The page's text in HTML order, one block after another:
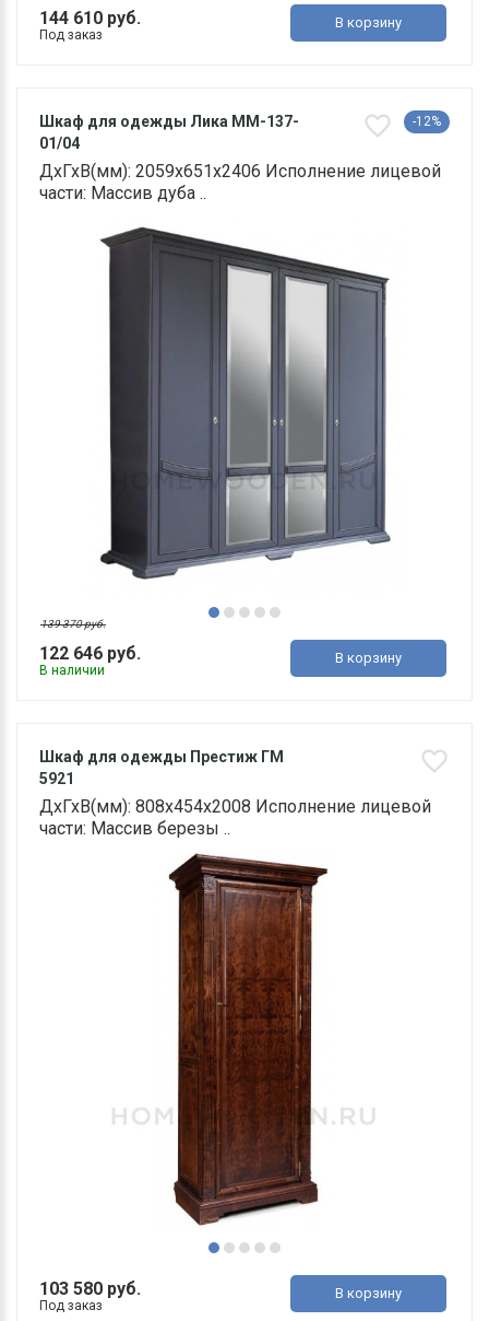
144 610 руб.
Под заказ
В корзину
Шкаф для одежды Лика MM-137-
01/04
-12%
ДхГхВ(мм): 2059х651х2406 Исполнение лицевой
части: Массив дуба ..
122 646 руб.
139 370 руб.
В наличии
В корзину
Шкаф для одежды Престиж ГМ
5921
ДхГхВ(мм): 808х454х2008 Исполнение лицевой
части: Массив березы ..
103 580 руб.
Под заказ
В корзину